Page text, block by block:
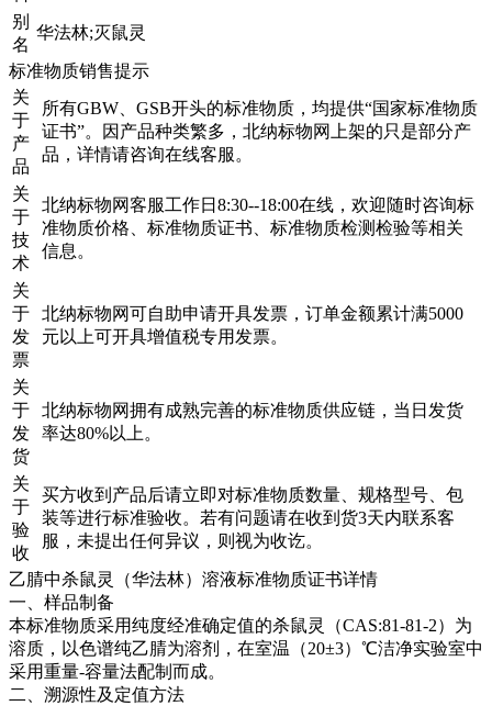
别
名
华法林;灭鼠灵
标准物质销售提示
关
于
产
品
所有GBW、GSB开头的标准物质，均提供“国家标准物质
证书”。因产品种类繁多，北纳标物网上架的只是部分产
品，详情请咨询在线客服。
关
于
技
术
北纳标物网客服工作日8:30--18:00在线，欢迎随时咨询标
准物质价格、标准物质证书、标准物质检测检验等相关
信息。
关
于
发
票
北纳标物网可自助申请开具发票，订单金额累计满5000
元以上可开具增值税专用发票。
关
于
发
货
北纳标物网拥有成熟完善的标准物质供应链，当日发货
率达80%以上。
关
于
验
收
买方收到产品后请立即对标准物质数量、规格型号、包
装等进行标准验收。若有问题请在收到货3天内联系客
服，未提出任何异议，则视为收讫。
乙腈中杀鼠灵（华法林）溶液标准物质证书详情
一、样品制备
本标准物质采用纯度经准确定值的杀鼠灵（CAS:81-81-2）为
溶质，以色谱纯乙腈为溶剂，在室温（20±3）℃洁净实验室中
采用重量-容量法配制而成。
二、溯源性及定值方法